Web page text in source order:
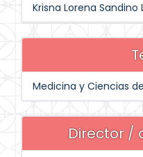
Krisna Lorena Sandino
Medicina y Ciencias
Director /